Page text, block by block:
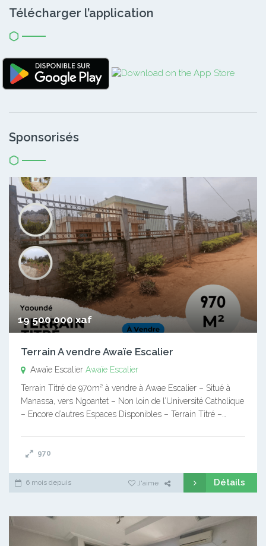
Télécharger l’application
Sponsorisés
19 500 000 xaf
Terrain A vendre Awaïe Escalier
Awaïe Escalier Awaïe Escalier
Terrain Titré de 970m² à vendre à Awae Escalier – Situé à
Manassa, vers Ngoantet – Non loin de l’Université Catholique
– Encore d’autres Espaces Disponibles – Terrain Titré –…
970
6 mois depuis J'aime Détails